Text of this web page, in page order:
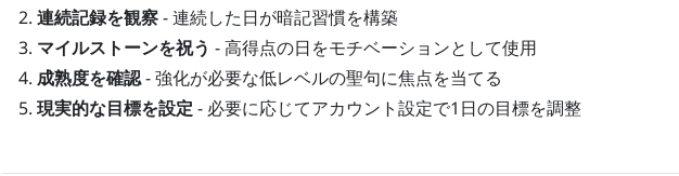
連続記録を観察- 連続した日が暗記習慣を構築
マイルストーンを祝う - 高得点の日をモチベーションとして使用
成熟度を確認- 強化が必要な低レベルの聖句に焦点を当てる
現実的な目標を設定 - 必要に応じてアカウント設定で1日の目標を調整